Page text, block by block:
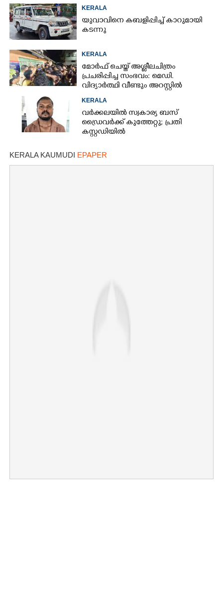
KERALA
യുവാവിനെ കബളിപ്പിച്ച് കാറുമായി
കടന്നു
KERALA
മോർഫ് ചെയ്ത് അശ്ലീലചിത്രം
പ്രചരിപ്പിച്ച സംഭവം: മെഡി.
വിദ്യാർത്ഥി വീണ്ടും അറസ്റ്റിൽ
KERALA
വർക്കലയിൽ സ്വകാര്യ ബസ്
ഡ്രൈവർക്ക് കുത്തേറ്റു; പ്രതി
കസ്റ്റഡിയിൽ
KERALA KAUMUDI EPAPER